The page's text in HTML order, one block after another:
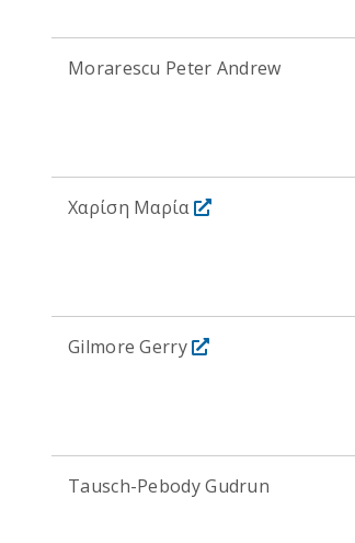
Morarescu Peter Andrew
Χαρίση Μαρία
Gilmore Gerry
Tausch-Pebody Gudrun